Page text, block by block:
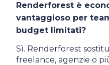
Renderforest è
vantaggioso per
budget limitati?
Sì. Renderforest
freelance, agenzie o